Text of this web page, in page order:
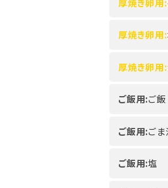
厚焼き卵用:
厚焼き卵用:
厚焼き卵用:
ご飯用:ご飯
ご飯用:ご
ご飯用:塩